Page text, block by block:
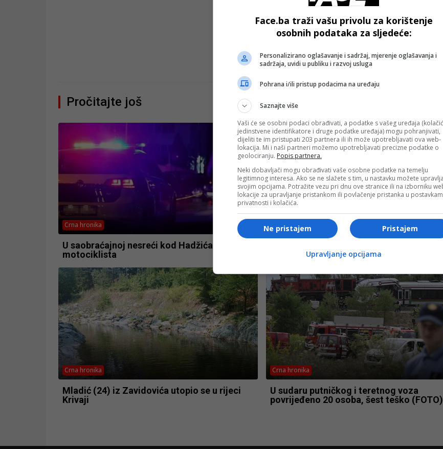
- OGLAS -
Pročitajte još
Crna hronika
U saobraćajnoj nesreći kod Hadžića poginuo
motociklista
Crna hronika
Krivaji, dženaza će biti klanjana u nedjelju
Crna hronika
Mladić (24) iz Zavidovića utopio se u rijeci
Krivaji
Crna hronika
U sudaru putničkog i teretnog voza
povrijeđeno 20 osoba, šest teško (FOTO)
Face.ba traži vašu privolu za korištenje
osobnih podataka za sljedeće:
Personalizirano oglašavanje i sadržaj, mjerenje oglašavanja i
sadržaja, uvidi u publiku i razvoj usluga
Pohrana i/ili pristup podacima na uređaju
Saznajte više
Vaši će se osobni podaci obrađivati, a podatke s vašeg uređaja
jedinstvene identifikatore i druge podatke uređaja) mogu pohranjivati,
dijeliti te im pristupati 203 partnera ili ih može upotrebljavati ova web-
lokacija. Mi i naši partneri možemo upotrebljavati precizne podatke o
geolociranju. Popis partnera.
Neki dobavljači mogu obrađivati vaše osobne podatke na temelju
legitimnog interesa. Ako se ne slažete s tim, u nastavku možete
svojim opcijama. Potražite vezu pri dnu ove stranice ili na izborniku
lokacije za upravljanje pristankom ili povlačenje pristanka u
privatnosti i kolačića.
Pristajem
Ne pristajem
Upravljanje opcijama